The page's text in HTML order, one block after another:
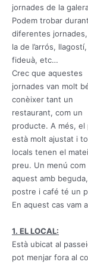
jornades de la
Podem trobar durant
diferentes
la de l’arrós,
fideuà, etc…
Crec que aquestes
jornades van molt
conèixer tant un
restaurant, com un
producte. A més, el
està molt ajustat i
locals tenen el
preu. Un menú com
aquest amb beguda,
postre i café té un
En aquest cas vam
1. EL LOCAL:
Està ubicat al
pot menjar fora al